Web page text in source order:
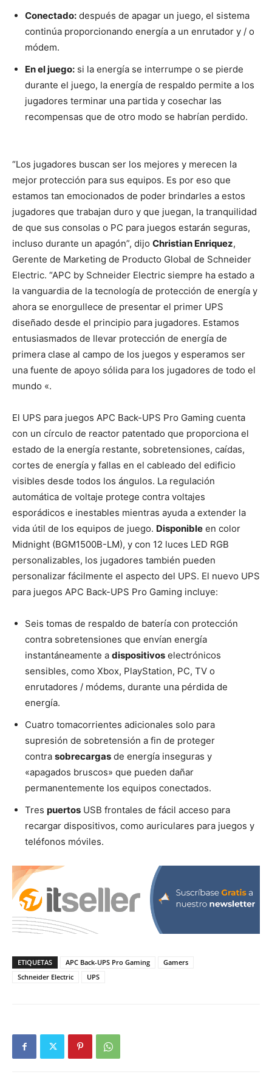
Conectado: después de apagar un juego, el sistema
continúa proporcionando energía a un enrutador y / o
módem.
En el juego: si la energía se interrumpe o se pierde
durante el juego, la energía de respaldo permite a los
jugadores terminar una partida y cosechar las
recompensas que de otro modo se habrían perdido.
“Los jugadores buscan ser los mejores y merecen la
mejor protección para sus equipos. Es por eso que
estamos tan emocionados de poder brindarles a estos
jugadores que trabajan duro y que juegan, la tranquilidad
de que sus consolas o PC para juegos estarán seguras,
incluso durante un apagón”, dijo Christian Enriquez,
Gerente de Marketing de Producto Global de Schneider
Electric. “APC by Schneider Electric siempre ha estado a
la vanguardia de la tecnología de protección de energía y
ahora se enorgullece de presentar el primer UPS
diseñado desde el principio para jugadores. Estamos
entusiasmados de llevar protección de energía de
primera clase al campo de los juegos y esperamos ser
una fuente de apoyo sólida para los jugadores de todo el
mundo «.
El UPS para juegos APC Back-UPS Pro Gaming cuenta
con un círculo de reactor patentado que proporciona el
estado de la energía restante, sobretensiones, caídas,
cortes de energía y fallas en el cableado del edificio
visibles desde todos los ángulos. La regulación
automática de voltaje protege contra voltajes
esporádicos e inestables mientras ayuda a extender la
vida útil de los equipos de juego. Disponible en color
Midnight (BGM1500B-LM), y con 12 luces LED RGB
personalizables, los jugadores también pueden
personalizar fácilmente el aspecto del UPS. El nuevo UPS
para juegos APC Back-UPS Pro Gaming incluye:
Seis tomas de respaldo de batería con protección
contra sobretensiones que envían energía
instantáneamente a dispositivos electrónicos
sensibles, como Xbox, PlayStation, PC, TV o
enrutadores / módems, durante una pérdida de
energía.
Cuatro tomacorrientes adicionales solo para
supresión de sobretensión a fin de proteger
contra sobrecargas de energía inseguras y
«apagados bruscos» que pueden dañar
permanentemente los equipos conectados.
Tres puertos USB frontales de fácil acceso para
recargar dispositivos, como auriculares para juegos y
teléfonos móviles.
ETIQUETAS APC Back-UPS Pro Gaming
Gamers
Schneider Electric
UPS